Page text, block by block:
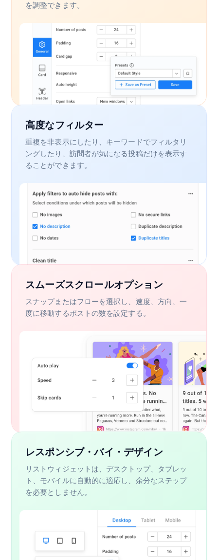
を調整できます。
高度なフィルター
重複を非表示にしたり、キーワードでフィルタリ
ングしたり、訪問者が気になる投稿だけを表示す
ることができます。
スムーズスクロールオプション
スナップまたはフローを選択し、速度、方向、一
度に移動するポストの数を設定する。
レスポンシブ・バイ・デザイン
リストウィジェットは、デスクトップ、タブレッ
ト、モバイルに自動的に適応し、余分なステップ
を必要としません。